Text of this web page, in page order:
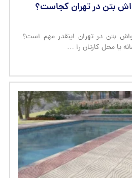
بتن در تهران کجاست؟
بتن در تهران اینقدر مهم است؟
یا محل کارتان را …